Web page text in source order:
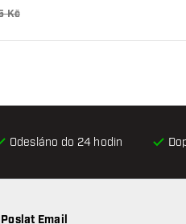
Kč
Odesláno do 24 hodin
Poslat Email